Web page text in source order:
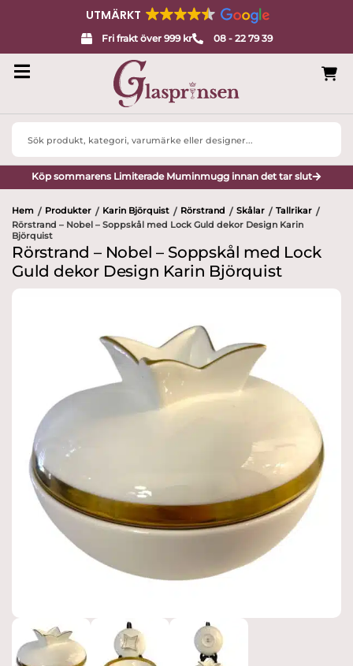
UTMÄRKT
Fri frakt över 999 kr 08 - 22 79 39
Search
Köp sommarens Limiterade Muminmugg innan det tar slut
Hem / Produkter / Karin Björquist / Rörstrand / Skålar / Tallrikar /
Rörstrand – Nobel – Soppskål med Lock Guld dekor Design Karin
Björquist
Rörstrand – Nobel – Soppskål med Lock
Guld dekor Design Karin Björquist